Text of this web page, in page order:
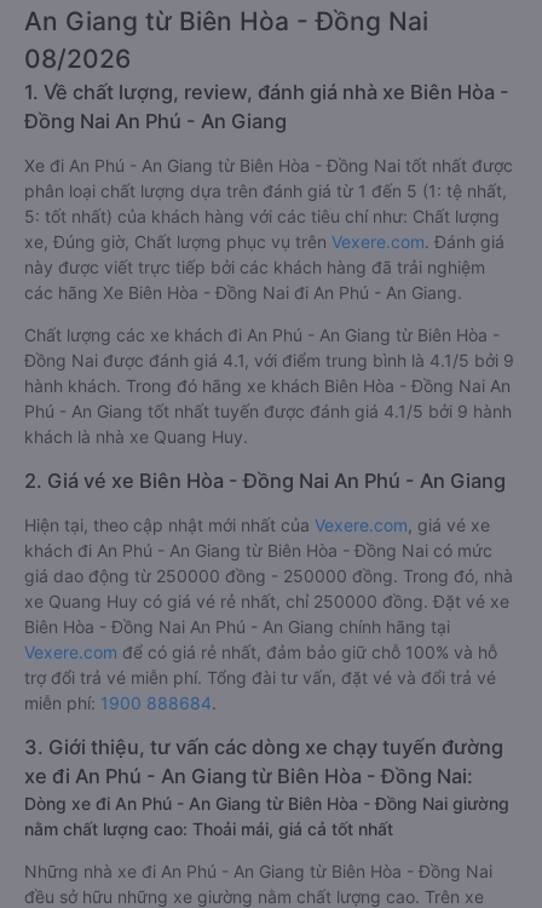
An Giang từ Biên Hòa - Đồng Nai
08/2026
1. Về chất lượng, review, đánh giá nhà xe Biên Hòa -
Đồng Nai An Phú - An Giang
Xe đi An Phú - An Giang từ Biên Hòa - Đồng Nai tốt nhất được
phân loại chất lượng dựa trên đánh giá từ 1 đến 5 (1: tệ nhất,
5: tốt nhất) của khách hàng với các tiêu chí như: Chất lượng
xe, Đúng giờ, Chất lượng phục vụ trên Vexere.com. Đánh giá
này được viết trực tiếp bởi các khách hàng đã trải nghiệm
các hãng Xe Biên Hòa - Đồng Nai đi An Phú - An Giang.
Chất lượng các xe khách đi An Phú - An Giang từ Biên Hòa -
Đồng Nai được đánh giá 4.1, với điểm trung bình là 4.1/5 bởi 9
hành khách. Trong đó hãng xe khách Biên Hòa - Đồng Nai An
Phú - An Giang tốt nhất tuyến được đánh giá 4.1/5 bởi 9 hành
khách là nhà xe Quang Huy.
2. Giá vé xe Biên Hòa - Đồng Nai An Phú - An Giang
Hiện tại, theo cập nhật mới nhất của Vexere.com , giá vé xe
khách đi An Phú - An Giang từ Biên Hòa - Đồng Nai có mức
giá dao động từ 250000 đồng - 250000 đồng. Trong đó, nhà
xe Quang Huy có giá vé rẻ nhất, chỉ 250000 đồng. Đặt vé xe
Biên Hòa - Đồng Nai An Phú - An Giang chính hãng tại
Vexere.com để có giá rẻ nhất, đảm bảo giữ chỗ 100% và hỗ
trợ đổi trả vé miễn phí. Tổng đài tư vấn, đặt vé và đổi trả vé
miễn phí: 1900 888684.
3. Giới thiệu, tư vấn các dòng xe chạy tuyến đường
xe đi An Phú - An Giang từ Biên Hòa - Đồng Nai:
Dòng xe đi An Phú - An Giang từ Biên Hòa - Đồng Nai giường
nằm chất lượng cao: Thoải mái, giá cả tốt nhất
Những nhà xe đi An Phú - An Giang từ Biên Hòa - Đồng Nai
đều sở hữu những xe giường nằm chất lượng cao. Trên xe